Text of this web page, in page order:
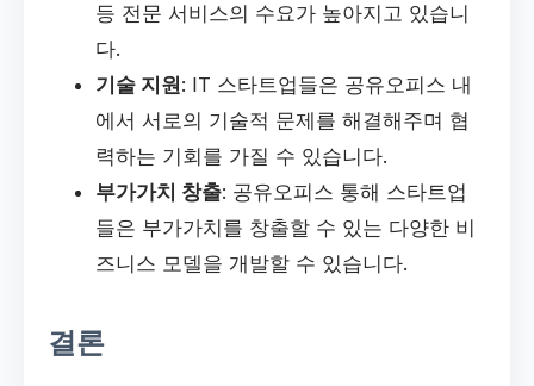
등 전문 서비스의 수요가 높아지고 있습니
다.
기술 지원: IT 스타트업들은 공유오피스 내
에서 서로의 기술적 문제를 해결해주며 협
력하는 기회를 가질 수 있습니다.
부가가치 창출: 공유오피스 통해 스타트업
들은 부가가치를 창출할 수 있는 다양한 비
즈니스 모델을 개발할 수 있습니다.
결론